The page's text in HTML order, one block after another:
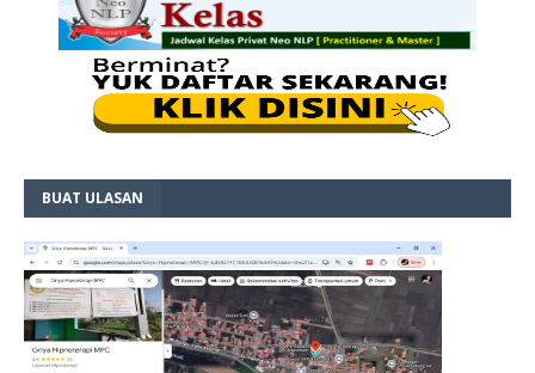
BUAT ULASAN